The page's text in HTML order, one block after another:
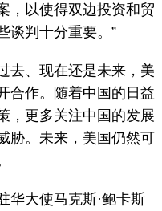
，以使得双边投资和贸
谈判十分重要。”
、现在还是未来，美
合作。随着中国的日益
，更多关注中国的发展
胁。未来，美国仍然可
大使马克斯·鲍卡斯